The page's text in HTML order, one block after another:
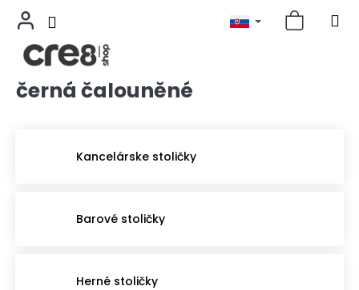
Prejsťčerná čalouněné
Kancelárske stoličky
Barové stoličky
Herné stoličky